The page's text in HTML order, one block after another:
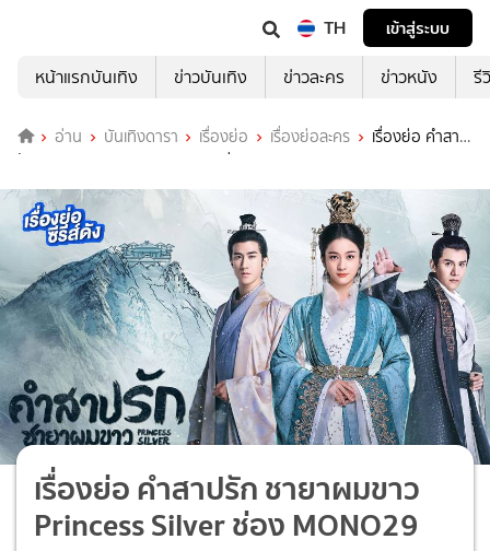
TH
เข้าสู่ระบบ
หน้าแรกบันเทิง
ข่าวบันเทิง ข่าวละคร ข่าวหนัง รี
อ่าน บันเทิงดารา เรื่องย่อ เรื่องย่อละคร
เรื่องย่อ คำสาป
รัก ชายาผมขาว Princess Silver ช่อง MONO29
เรื่องย่อ คำสาปรัก ชายาผมขาว
Princess Silver ช่อง MONO29